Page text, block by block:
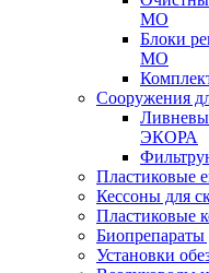
МО
Блоки
МО
Сооружения
ЭКОРА
Пластиковые
Кессоны для
Пластиковые
Установки